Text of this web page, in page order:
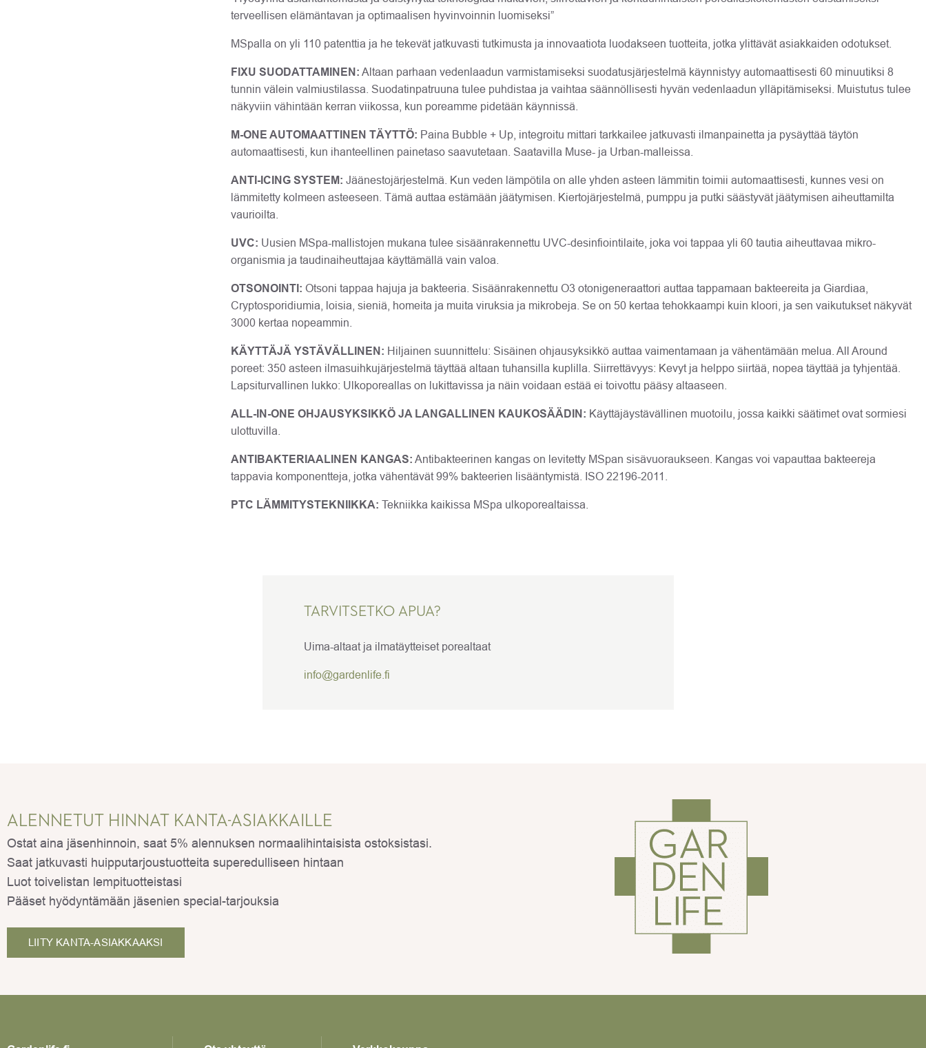
terveellisen elämäntavan ja optimaalisen hyvinvoinnin luomiseksi”
MSpalla on yli 110 patenttia ja he tekevät jatkuvasti tutkimusta ja innovaatiota luodakseen tuotteita, jotka ylittävät asiakkaiden odotukset.
FIXU SUODATTAMINEN: Altaan parhaan vedenlaadun varmistamiseksi suodatusjärjestelmä käynnistyy automaattisesti 60 minuutiksi 8
tunnin välein valmiustilassa. Suodatinpatruuna tulee puhdistaa ja vaihtaa säännöllisesti hyvän vedenlaadun ylläpitämiseksi. Muistutus tulee
näkyviin vähintään kerran viikossa, kun poreamme pidetään käynnissä.
M-ONE AUTOMAATTINEN TÄYTTÖ: Paina Bubble + Up, integroitu mittari tarkkailee jatkuvasti ilmanpainetta ja pysäyttää täytön
automaattisesti, kun ihanteellinen painetaso saavutetaan. Saatavilla Muse- ja Urban-malleissa.
ANTI-ICING SYSTEM: Jäänestojärjestelmä. Kun veden lämpötila on alle yhden asteen lämmitin toimii automaattisesti, kunnes vesi on
lämmitetty kolmeen asteeseen. Tämä auttaa estämään jäätymisen. Kiertojärjestelmä, pumppu ja putki säästyvät jäätymisen aiheuttamilta
vaurioilta.
UVC: Uusien MSpa-mallistojen mukana tulee sisäänrakennettu UVC-desinfiointilaite, joka voi tappaa yli 60 tautia aiheuttavaa mikro-
organismia ja taudinaiheuttajaa käyttämällä vain valoa.
OTSONOINTI: Otsoni tappaa hajuja ja bakteeria. Sisäänrakennettu O3 otonigeneraattori auttaa tappamaan bakteereita ja Giardiaa,
Cryptosporidiumia, loisia, sieniä, homeita ja muita viruksia ja mikrobeja. Se on 50 kertaa tehokkaampi kuin kloori, ja sen vaikutukset näkyvät
3000 kertaa nopeammin.
KÄYTTÄJÄ YSTÄVÄLLINEN: Hiljainen suunnittelu: Sisäinen ohjausyksikkö auttaa vaimentamaan ja vähentämään melua. All Around
poreet: 350 asteen ilmasuihkujärjestelmä täyttää altaan tuhansilla kuplilla. Siirrettävyys: Kevyt ja helppo siirtää, nopea täyttää ja tyhjentää.
Lapsiturvallinen lukko: Ulkoporeallas on lukittavissa ja näin voidaan estää ei toivottu pääsy altaaseen.
ALL-IN-ONE OHJAUSYKSIKKÖ JA LANGALLINEN KAUKOSÄÄDIN: Käyttäjäystävällinen muotoilu, jossa kaikki säätimet ovat sormiesi
ulottuvilla.
ANTIBAKTERIAALINEN KANGAS: Antibakteerinen kangas on levitetty MSpan sisävuoraukseen. Kangas voi vapauttaa bakteereja
tappavia komponentteja, jotka vähentävät 99% bakteerien lisääntymistä. ISO 22196-2011.
PTC LÄMMITYSTEKNIIKKA: Tekniikka kaikissa MSpa ulkoporealtaissa.
TARVITSETKO APUA?
Uima-altaat ja ilmatäytteiset porealtaat
info@gardenlife.fi
ALENNETUT HINNAT KANTA-ASIAKKAILLE
Ostat aina jäsenhinnoin, saat 5% alennuksen normaalihintaisista ostoksistasi.
Saat jatkuvasti huipputarjoustuotteita superedulliseen hintaan
Luot toivelistan lempituotteistasi
Pääset hyödyntämään jäsenien special-tarjouksia
LIITY KANTA-ASIAKKAAKSI